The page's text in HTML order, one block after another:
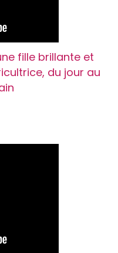
fille brillante et
du jour au